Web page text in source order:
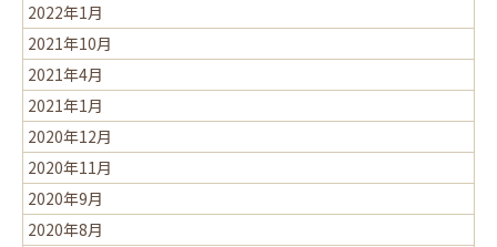
2022年1月
2021年10月
2021年4月
2021年1月
2020年12月
2020年11月
2020年9月
2020年8月